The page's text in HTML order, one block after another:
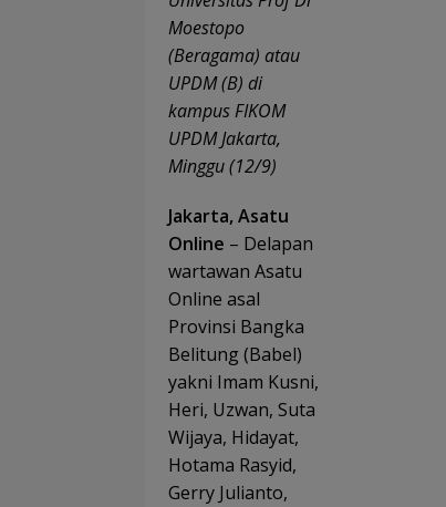
Moestopo
(Beragama) atau
UPDM (B) di
kampus FIKOM
UPDM Jakarta,
Minggu (12/9)
Jakarta, Asatu
Online – Delapan
wartawan Asatu
Online asal
Provinsi Bangka
Belitung (Babel)
yakni Imam Kusni,
Heri, Uzwan, Suta
Wijaya, Hidayat,
Hotama Rasyid,
Gerry Julianto,